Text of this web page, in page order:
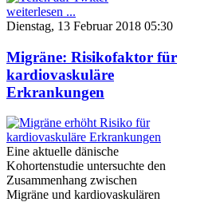
weiterlesen ...
Dienstag, 13 Februar 2018 05:30
Migräne: Risikofaktor für
kardiovaskuläre
Erkrankungen
Eine aktuelle dänische
Kohortenstudie untersuchte den
Zusammenhang zwischen
Migräne und kardiovaskulären